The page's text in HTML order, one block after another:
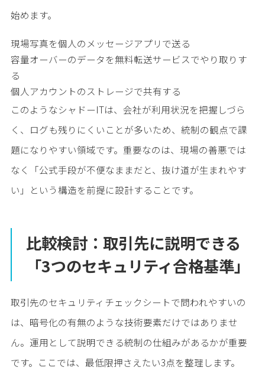
始めます。
現場写真を個人のメッセージアプリで送る
容量オーバーのデータを無料転送サービスでやり取りす
る
個人アカウントのストレージで共有する
このようなシャドーITは、会社が利用状況を把握しづら
く、ログも残りにくいことが多いため、統制の観点で課
題になりやすい領域です。重要なのは、現場の善悪では
なく「公式手段が不便なままだと、抜け道が生まれやす
い」という構造を前提に設計することです。
比較検討：取引先に説明できる
「3つのセキュリティ合格基準」
取引先のセキュリティチェックシートで問われやすいの
は、暗号化の有無のような技術要素だけではありませ
ん。運用として説明できる統制の仕組みがあるかが重要
です。ここでは、最低限押さえたい3点を整理します。